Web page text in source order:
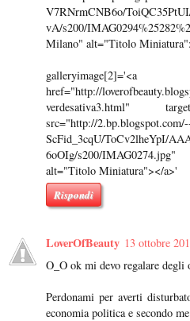
V7RNrmCNB6o/
vA/s200/
Milano" alt="Titolo
galleryimage[2]='<a
href="http://
verdesativa3.html"
src="http://
ScFid_3cqU/ToCv2lheYpI/
6oOIg/s200/
alt="Titolo Miniatura"></a>'
Rispondi
LoverOfBeauty 13 ottobre
O_O ok mi devo regalare degli
Perdonami per averti
economia politica e secondo